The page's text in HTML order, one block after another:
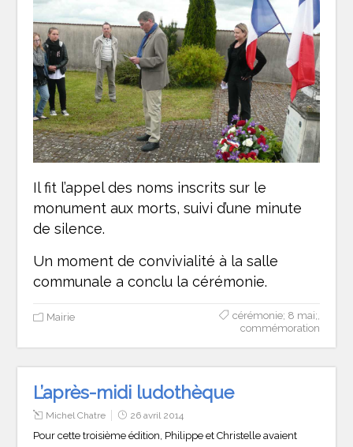
Il fit l’appel des noms inscrits sur le
monument aux morts, suivi d’une minute
de silence.
Un moment de convivialité à la salle
communale a conclu la cérémonie.
Mairie cérémonie; 8 mai;
commémoration
L’après-midi ludothèque
Michel Chatre 26 avril 2014
Pour cette troisième édition, Philippe et Christelle avaient